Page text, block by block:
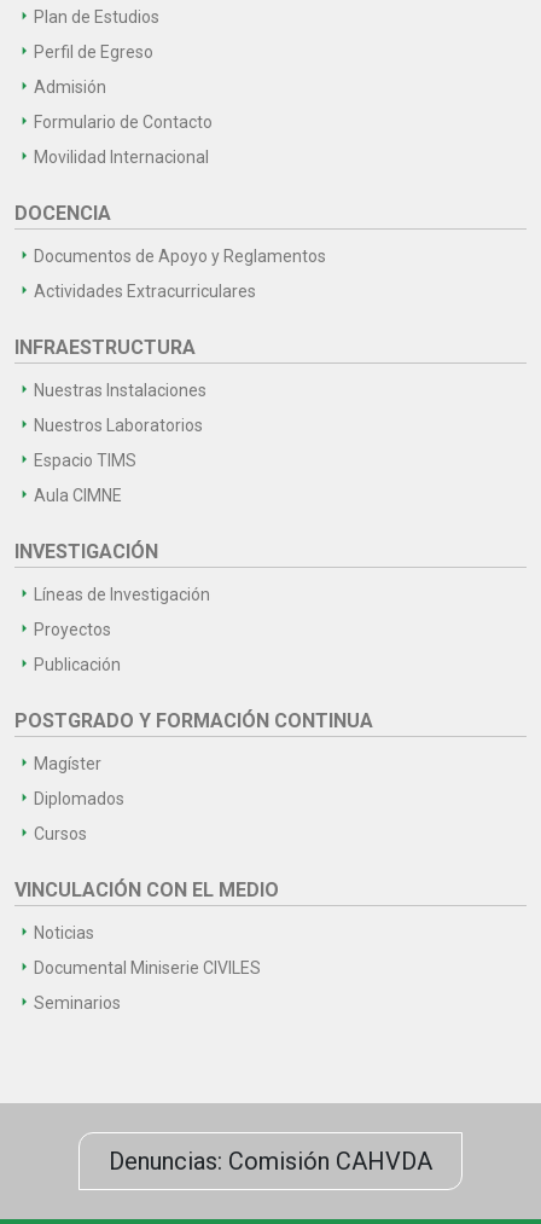
Plan de Estudios
Perfil de Egreso
Admisión
Formulario de Contacto
Movilidad Internacional
DOCENCIA
Documentos de Apoyo y Reglamentos
Actividades Extracurriculares
INFRAESTRUCTURA
Nuestras Instalaciones
Nuestros Laboratorios
Espacio TIMS
Aula CIMNE
INVESTIGACIÓN
Líneas de Investigación
Proyectos
Publicación
POSTGRADO Y FORMACIÓN CONTINUA
Magíster
Diplomados
Cursos
VINCULACIÓN CON EL MEDIO
Noticias
Documental Miniserie CIVILES
Seminarios
Denuncias: Comisión CAHVDA